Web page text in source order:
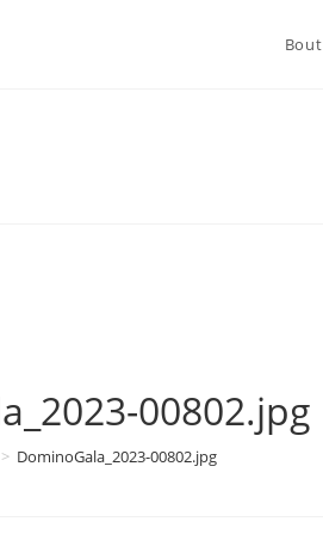
00802.jpg
> DominoGala_2023-00802.jpg